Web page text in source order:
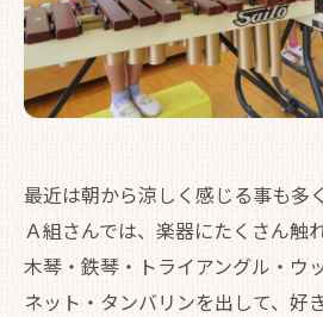
最近は朝から涼しく感じる事も多
Ａ組さんでは、楽器にたくさん触
木琴・鉄琴・トライアングル・ウ
ネット・タンバリンを出して、好